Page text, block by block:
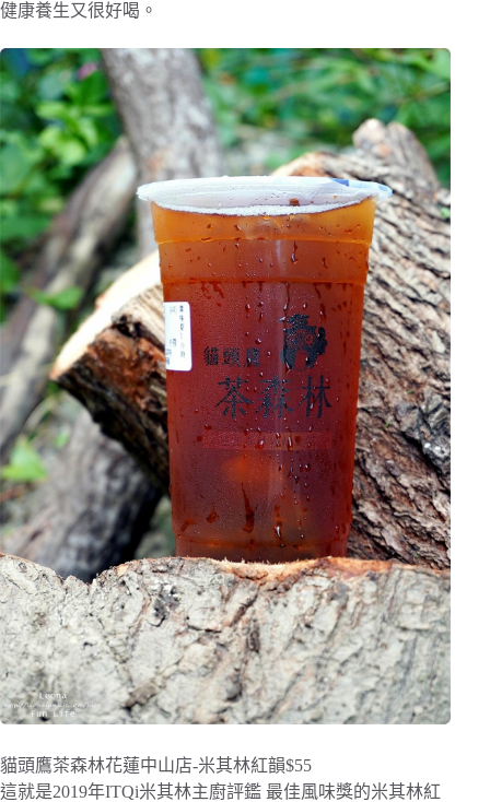
健康養生又很好喝。
貓頭鷹茶森林花蓮中山店-米其林紅韻$55
這就是2019年ITQi米其林主廚評鑑 最佳風味獎的米其林紅